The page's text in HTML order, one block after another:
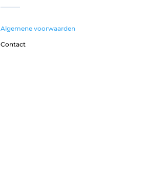
Algemene voorwaarden
Contact